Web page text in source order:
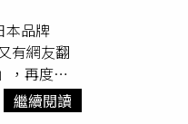
2,700
調以鳶
同於濃烈
。除了香
，都像開
一通知親
峰的薛仕
壓，意圖
年累積的
本品牌
有網友翻
，再度掀
SOU日本
坦言自己非
繼續閱讀